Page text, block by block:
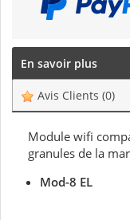
En savoir plus
Avis Clients (0)
Module wifi
granules de la
Mod-8 EL